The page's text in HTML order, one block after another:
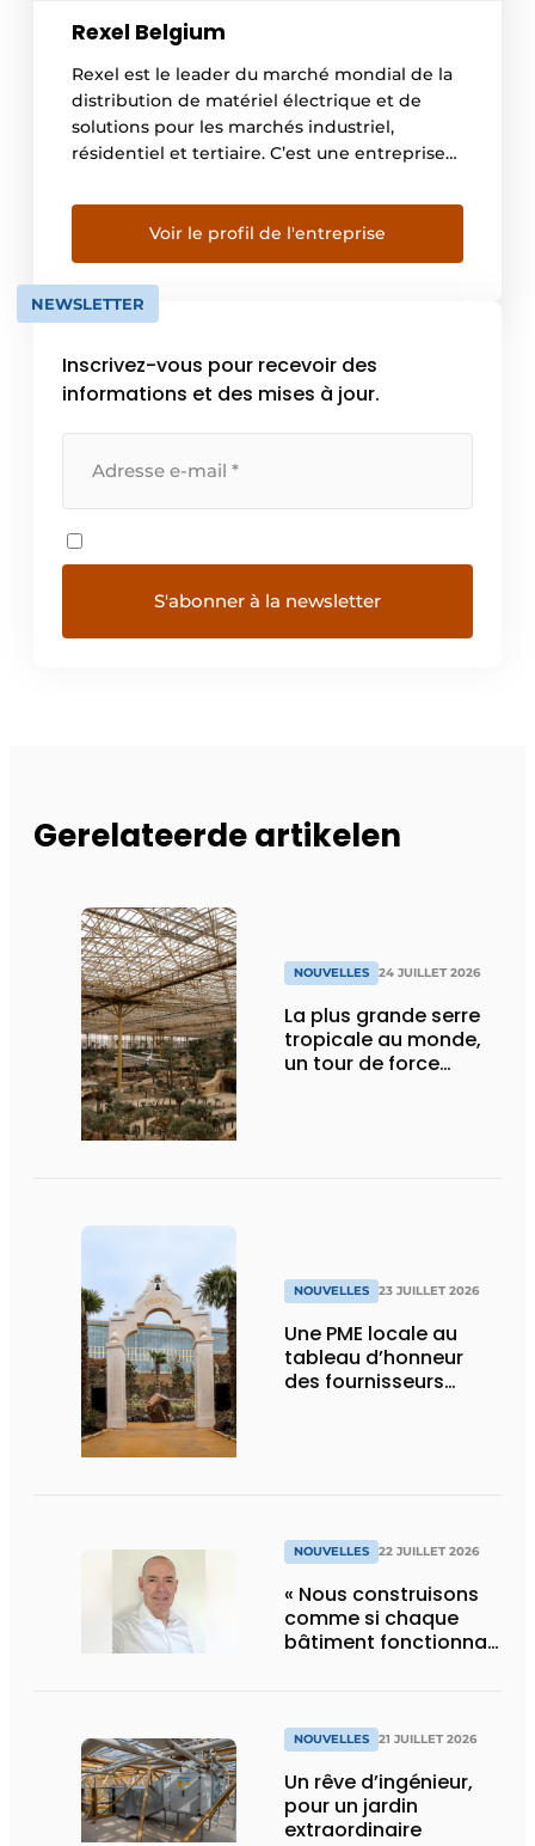
Rexel Belgium
Rexel est le leader du marché mondial de la
distribution de matériel électrique et de
solutions pour les marchés industriel,
résidentiel et tertiaire. C’est une entreprise
de produits, qui recèle les dernières
innovations en matière de matériel
électrique, d’éclairage, de multi-énergies
(bornes de recharge, panneaux solaires, …),
de sécurité, de […]
Voir le profil de l'entreprise
NEWSLETTER
Inscrivez-vous pour recevoir des
informations et des mises à jour.
Gerelateerde artikelen
NOUVELLES 24 JUILLET 2026
La plus grande serre
tropicale au monde,
un tour de force
NOUVELLES 23 JUILLET 2026
Une PME locale au
tableau d’honneur
des fournisseurs
NOUVELLES 22 JUILLET 2026
« Nous construisons
comme si chaque
bâtiment fonctionnait
» NOUVELLES 21 JUILLET 2026
Un rêve d’ingénieur,
pour un jardin
extraordinaire